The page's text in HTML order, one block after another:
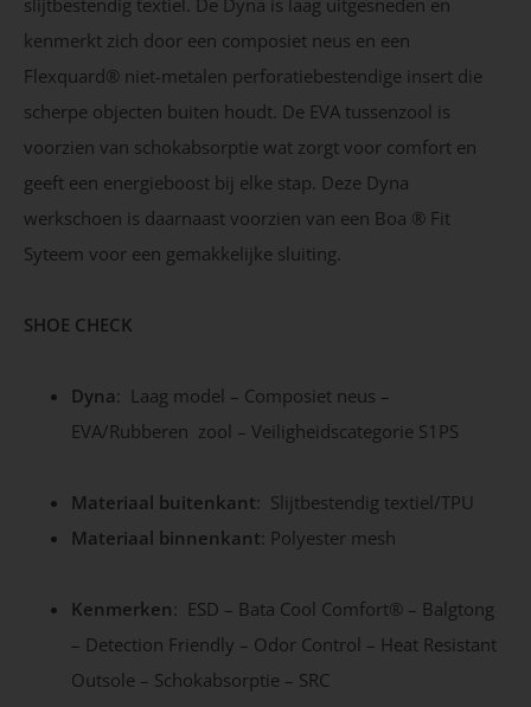
kenmerkt zich door een composiet neus en een
Flexquard® niet-metalen perforatiebestendige insert die
scherpe objecten buiten houdt. De EVA tussenzool is
voorzien van schokabsorptie wat zorgt voor comfort en
geeft een energieboost bij elke stap. Deze Dyna
werkschoen is daarnaast voorzien van een Boa ® Fit
Syteem voor een gemakkelijke sluiting.
SHOE CHECK
Dyna: Laag model – Composiet neus –
EVA/Rubberen zool – Veiligheidscategorie S1PS
Materiaal buitenkant: Slijtbestendig textiel/TPU
Materiaal binnenkant: Polyester mesh
Kenmerken: ESD – Bata Cool Comfort® – Balgtong
– Detection Friendly – Odor Control – Heat Resistant
Outsole – Schokabsorptie – SRC